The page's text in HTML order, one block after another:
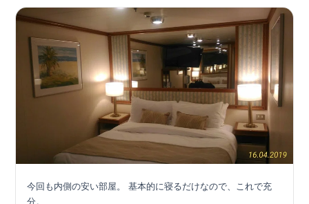
今回も内側の安い部屋。 基本的に寝るだけなので、これで充
分。